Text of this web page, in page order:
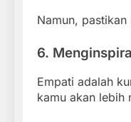
Namun,
6.
Empati adalah
kamu akan lebih